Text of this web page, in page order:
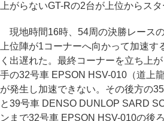
上がらないGT-Rの2台が上位からス
現地時間16時、54周の決勝レースの
上位陣が1コーナーへ向かって加速す
く出遅れた。最終コーナーを立ち上
手の32号車 EPSON HSV-010（道上
が発生し加速できない。その後方の
と39号車 DENSO DUNLOP SARD
ンまで32号車 EPSON HSV-010の後